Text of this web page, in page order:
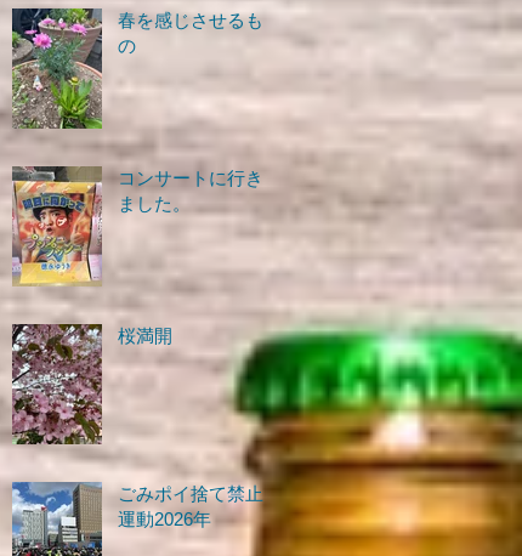
春を感じさせるも
の
コンサートに行き
ました。
桜満開
ごみポイ捨て禁止
運動2026年